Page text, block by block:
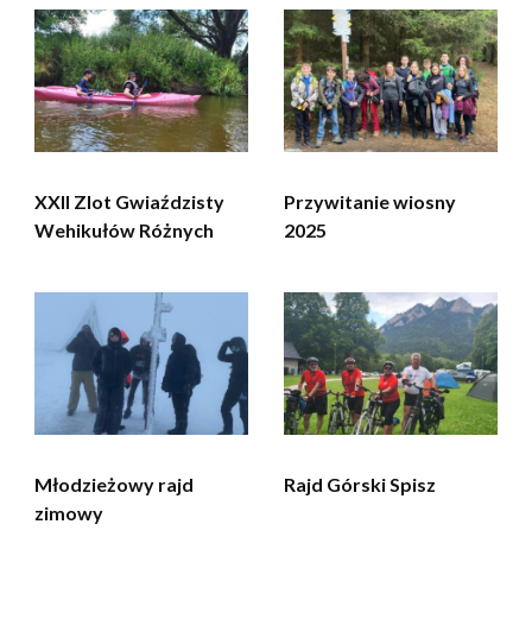
XXII Zlot Gwiaździsty
Wehikułów Różnych
Przywitanie wiosny
2025
Młodzieżowy rajd
zimowy
Rajd Górski Spisz